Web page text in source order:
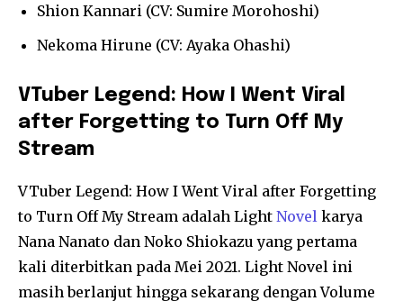
Shion Kannari (CV: Sumire Morohoshi)
Nekoma Hirune (CV: Ayaka Ohashi)
VTuber Legend: How I Went Viral
after Forgetting to Turn Off My
Stream
VTuber Legend: How I Went Viral after Forgetting
to Turn Off My Stream adalah Light Novel karya
Nana Nanato dan Noko Shiokazu yang pertama
kali diterbitkan pada Mei 2021. Light Novel ini
masih berlanjut hingga sekarang dengan Volume